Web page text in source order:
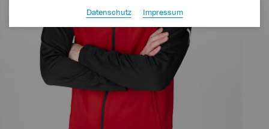
Datenschutz
Impressum